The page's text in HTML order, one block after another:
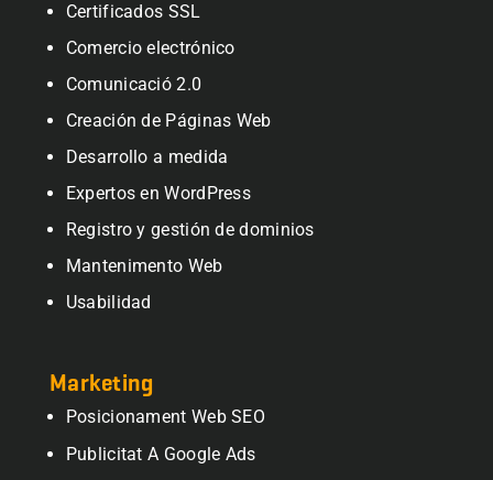
Certificados SSL
Comercio electrónico
Comunicació 2.0
Creación de Páginas Web
Desarrollo a medida
Expertos en WordPress
Registro y gestión de dominios
Mantenimento Web
Usabilidad
Marketing
Posicionament Web SEO
Publicitat A Google Ads